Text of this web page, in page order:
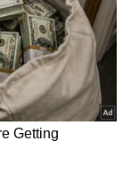
ಟಿಶ್ಯೂ
ಅದೇ
ತೆಗೆದು ಹೊಸ
ಉಜ್ಜಿ